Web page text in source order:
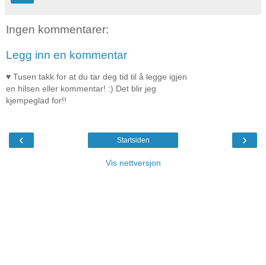
Ingen kommentarer:
Legg inn en kommentar
♥ Tusen takk for at du tar deg tid til å legge igjen
en hilsen eller kommentar! :) Det blir jeg
kjempeglad for!!
‹ ›
Startsiden
Vis nettversjon